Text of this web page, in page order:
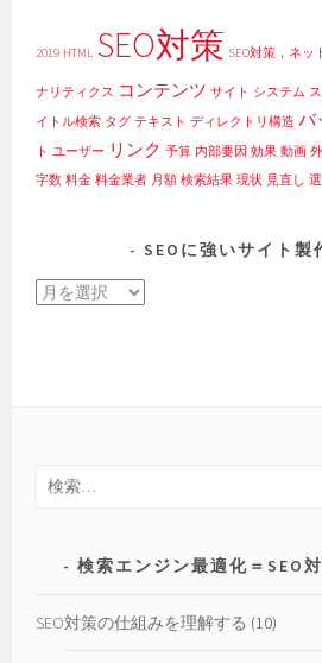
2019 HTML SEO対策 SEO対策，ネ
ナリティクス コンテンツ サイト システム
イトル検索 タグ テキスト ディレクトリ構造 バ
ト ユーザー リンク 予算 内部要因 効果 動画
字数 料金 料金業者 月額 検索結果 現状 見直し
SEOに強いサイト製
SEO
製
検
検索エンジン最適化＝SEO
SEO対策の仕組みを理解する (10)